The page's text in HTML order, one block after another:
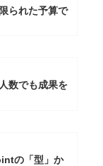
られた予算で
数でも成果を
の「型」か